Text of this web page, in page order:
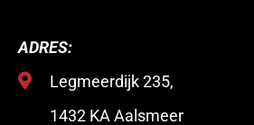
ADRES:
Legmeerdijk 235,
1432 KA Aalsmeer